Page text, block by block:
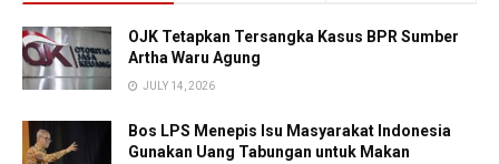
OJK Tetapkan Tersangka Kasus BPR Sumber
Artha Waru Agung
JULY 14, 2026
Bos LPS Menepis Isu Masyarakat Indonesia
Gunakan Uang Tabungan untuk Makan